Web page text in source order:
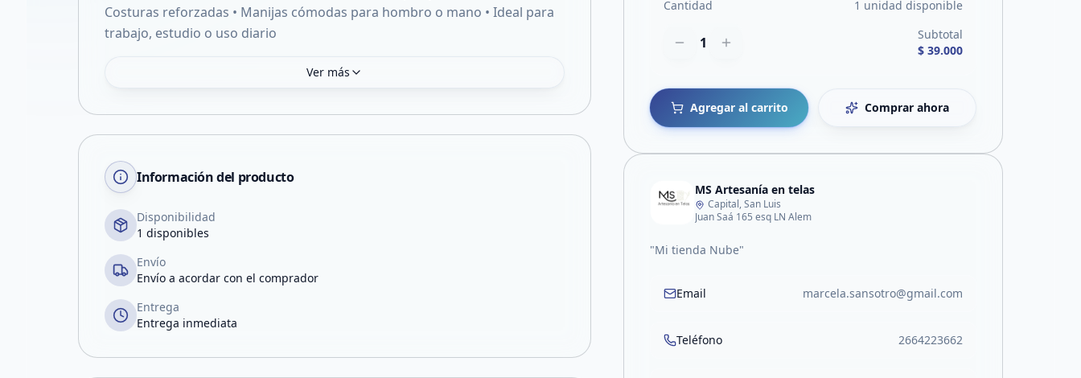
Costuras reforzadas • Manijas cómodas para hombro o mano • Ideal para
trabajo, estudio o uso diario
Ver más
Información del producto
Disponibilidad
1 disponibles
Envío
Envío a acordar con el comprador
Entrega
Entrega inmediata
Cantidad 1 unidad disponible
1
Subtotal
$ 39.000
Agregar al carrito Comprar ahora
MS Artesanía en telas
Capital, San Luis
Juan Saá 165 esq LN Alem
"Mi tienda Nube"
Email marcela.sansotro@gmail.com
Teléfono 2664223662